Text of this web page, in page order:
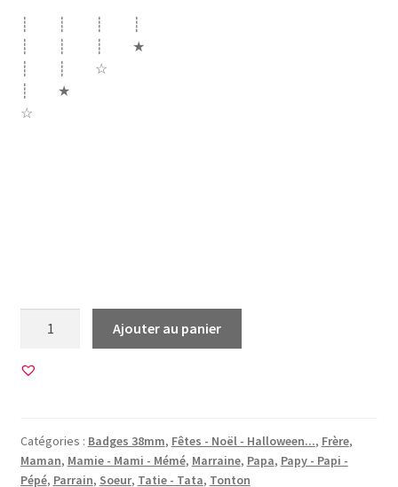
┊ ┊ ┊ ┊
┊ ┊ ┊ ★
┊ ┊ ☆
┊ ★
☆
20
38mm
•
Ajouter au panier
Catégories : Badges 38mm, Fêtes - Noël - Halloween..., Frère,
Maman, Mamie - Mami - Mémé, Marraine, Papa, Papy - Papi -
Pépé, Parrain, Soeur, Tatie - Tata, Tonton